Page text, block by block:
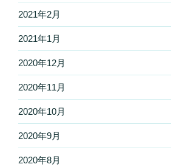
2021年2月
2021年1月
2020年12月
2020年11月
2020年10月
2020年9月
2020年8月